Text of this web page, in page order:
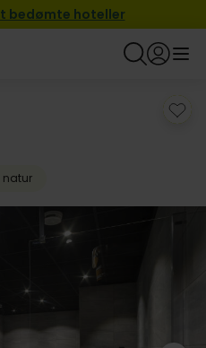
bedømte hoteller
natur